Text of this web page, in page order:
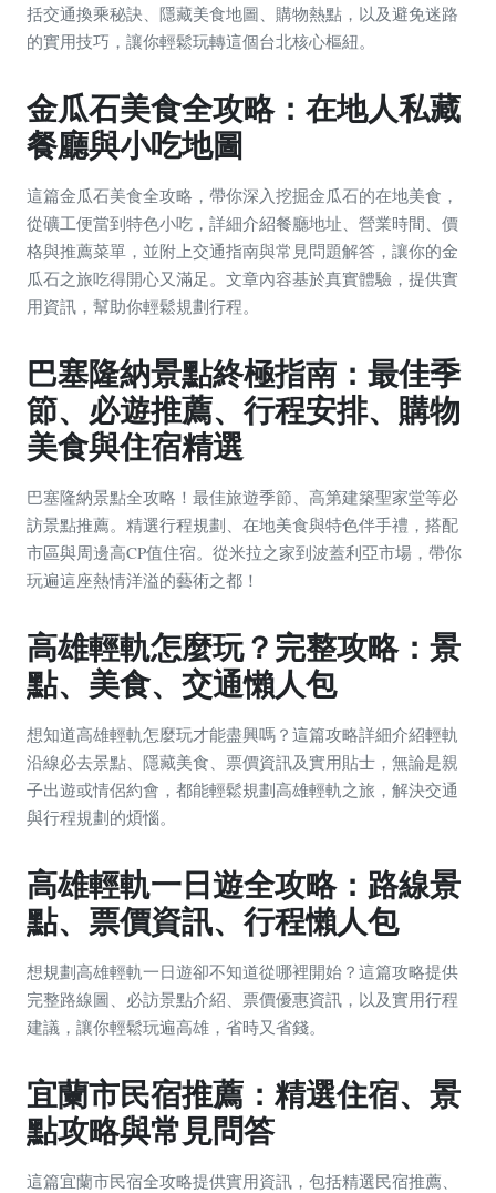
括交通換乘秘訣、隱藏美食地圖、購物熱點，以及避免迷路
的實用技巧，讓你輕鬆玩轉這個台北核心樞紐。
金瓜石美食全攻略：在地人私藏
餐廳與小吃地圖
這篇金瓜石美食全攻略，帶你深入挖掘金瓜石的在地美食，
從礦工便當到特色小吃，詳細介紹餐廳地址、營業時間、價
格與推薦菜單，並附上交通指南與常見問題解答，讓你的金
瓜石之旅吃得開心又滿足。文章內容基於真實體驗，提供實
用資訊，幫助你輕鬆規劃行程。
巴塞隆納景點終極指南：最佳季
節、必遊推薦、行程安排、購物
美食與住宿精選
巴塞隆納景點全攻略！最佳旅遊季節、高第建築聖家堂等必
訪景點推薦。精選行程規劃、在地美食與特色伴手禮，搭配
市區與周邊高CP值住宿。從米拉之家到波蓋利亞市場，帶你
玩遍這座熱情洋溢的藝術之都！
高雄輕軌怎麼玩？完整攻略：景
點、美食、交通懶人包
想知道高雄輕軌怎麼玩才能盡興嗎？這篇攻略詳細介紹輕軌
沿線必去景點、隱藏美食、票價資訊及實用貼士，無論是親
子出遊或情侶約會，都能輕鬆規劃高雄輕軌之旅，解決交通
與行程規劃的煩惱。
高雄輕軌一日遊全攻略：路線景
點、票價資訊、行程懶人包
想規劃高雄輕軌一日遊卻不知道從哪裡開始？這篇攻略提供
完整路線圖、必訪景點介紹、票價優惠資訊，以及實用行程
建議，讓你輕鬆玩遍高雄，省時又省錢。
宜蘭市民宿推薦：精選住宿、景
點攻略與常見問答
這篇宜蘭市民宿全攻略提供實用資訊，包括精選民宿推薦、